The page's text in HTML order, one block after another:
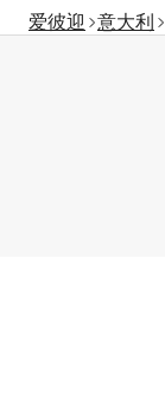
爱彼迎 意大利